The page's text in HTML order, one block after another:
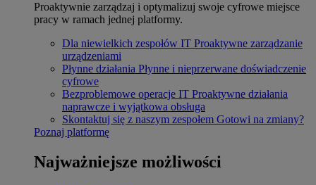
Proaktywnie zarządzaj i optymalizuj swoje cyfrowe miejsce
pracy w ramach jednej platformy.
Dla niewielkich zespołów IT Proaktywne zarządzanie
urządzeniami
Płynne działania Płynne i nieprzerwane doświadczenie
cyfrowe
Bezproblemowe operacje IT Proaktywne działania
naprawcze i wyjątkowa obsługa
Skontaktuj się z naszym zespołem Gotowi na zmiany?
Poznaj platformę
Najważniejsze możliwości